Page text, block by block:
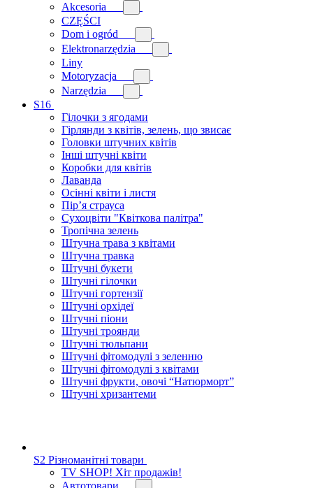
Akcesoria
CZĘŚCI
Dom i ogród
Elektronarzędzia
Liny
Motoryzacja
Narzędzia
S16
Гілочки з ягодами
Гірлянди з квітів, зелень, що звисає
Головки штучних квітів
Інші штучні квіти
Коробки для квітів
Лаванда
Осінні квіти і листя
Пір’я страуса
Сухоцвіти "Квіткова палітра"
Тропічна зелень
Штучна трава з квітами
Штучна травка
Штучні букети
Штучні гілочки
Штучні гортензії
Штучні орхідеї
Штучні піони
Штучні троянди
Штучні тюльпани
Штучні фітомодулі з зеленню
Штучні фітомодулі з квітами
Штучні фрукти, овочі “Натюрморт”
Штучні хризантеми
S2 Різноманітні товари
TV SHOP! Хіт продажів!
Автотовари